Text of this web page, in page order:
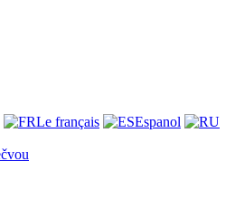
Le français
Espanol